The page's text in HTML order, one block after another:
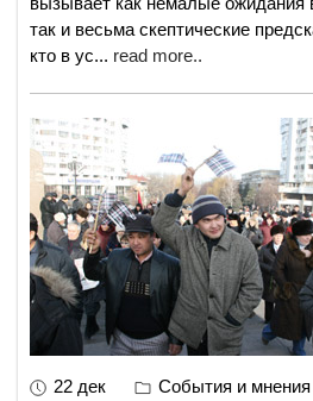
так и весьма скептические
кто в ус... read more..
22 дек События и мнения